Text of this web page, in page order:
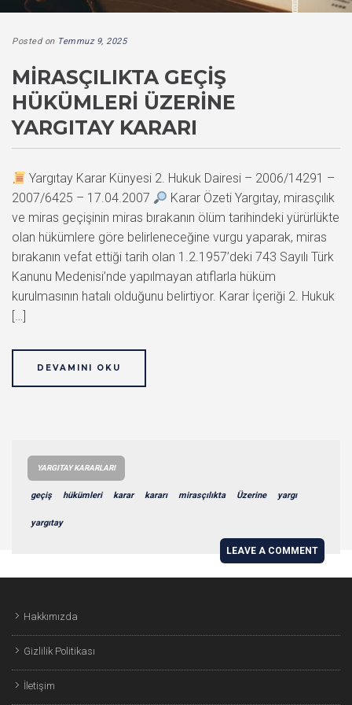
Posted on Temmuz 9, 2025
MIRASÇILIKTA GEÇIŞ
HÜKÜMLERI ÜZERINE
YARGITAY KARARI
Yargıtay Karar Künyesi 2. Hukuk Dairesi – 2006/14291 –
2007/6425 – 17.04.2007
Karar Özeti Yargıtay, mirasçılık
ve miras geçişinin miras bırakanın ölüm tarihindeki yürürlükte
olan hükümlere göre belirleneceğine vurgu yaparak, miras
bırakanın vefat ettiği tarih olan 1.2.1957’deki 743 Sayılı Türk
Kanunu Medenisi’nde yapılmayan atıflarla hüküm
kurulmasının hatalı olduğunu belirtiyor. Karar İçeriği 2. Hukuk
[…]
DEVAMINI OKU
YARGITAY KARARLARI
geçiş hükümleri karar kararı mirasçılıkta Üzerine yargı
yargıtay
LEAVE A COMMENT
Hakkımızda
Gizlilik Politikası
İletişim